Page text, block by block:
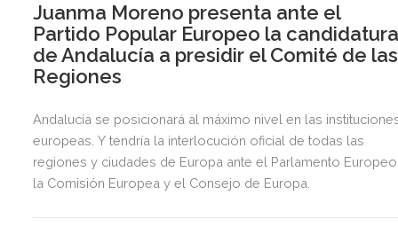
Juanma Moreno presenta ante el
Partido Popular Europeo la
de Andalucía a presidir el Comité de las
Regiones
Andalucía se posicionará al máximo nivel en las
europeas. Y tendría la interlocución oficial de todas las
regiones y ciudades de Europa ante el Parlamento
la Comisión Europea y el Consejo de Europa.